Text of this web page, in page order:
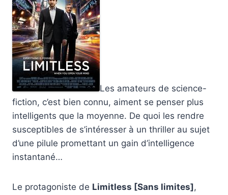
Les amateurs de science-
fiction, c’est bien connu, aiment se penser plus
intelligents que la moyenne. De quoi les rendre
susceptibles de s’intéresser à un thriller au sujet
d’une pilule promettant un gain d’intelligence
instantané…
Le protagoniste de Limitless [Sans limites],